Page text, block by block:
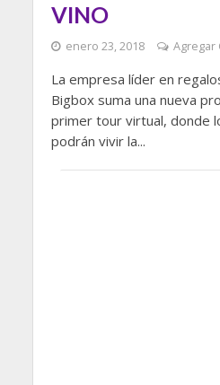
VINO
enero 23, 2018 Agregar
La empresa líder en
Bigbox suma una nueva
primer tour virtual, donde
podrán vivir la...